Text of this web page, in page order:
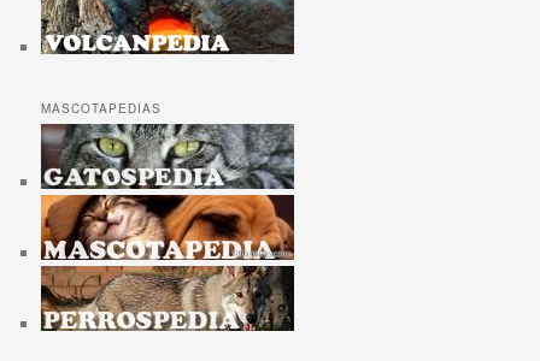
MASCOTAPEDIAS